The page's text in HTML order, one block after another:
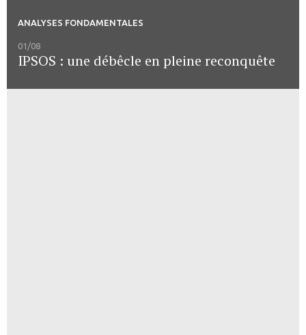
ANALYSES FONDAMENTALES
01/08
IPSOS : une débêcle en pleine reconquête